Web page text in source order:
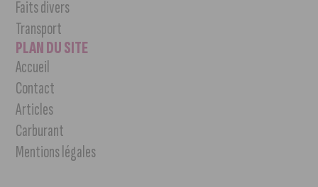
Faits divers
Transport
PLAN DU SITE
Accueil
Contact
Articles
Carburant
Mentions légales